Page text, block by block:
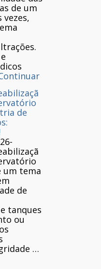
de um
de
-
um tema
de
tanques
ou
…